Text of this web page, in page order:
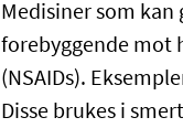
Medisiner som kan
forebyggende mot
(NSAIDs).
Disse brukes i